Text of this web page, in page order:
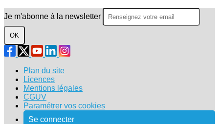
Je m'abonne à la newsletter
OK
Plan du site
Licences
Mentions légales
CGUV
Paramétrer vos cookies
Se connecter